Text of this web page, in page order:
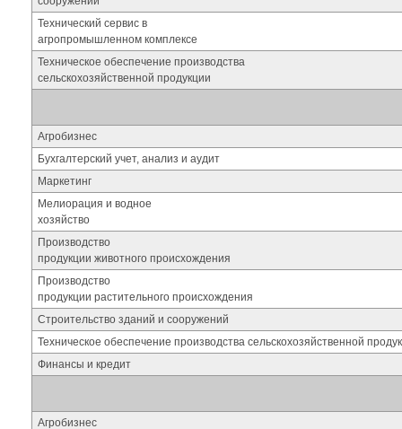
Технический сервис в
агропромышленном комплексе
Техническое обеспечение производства
сельскохозяйственной продукции
Агробизнес
Бухгалтерский учет, анализ и аудит
Маркетинг
Мелиорация и водное
хозяйство
Производство
продукции животного происхождения
Производство
продукции растительного происхождения
Строительство зданий и сооружений
Техническое обеспечение производства сельскохозяйственной
Финансы и кредит
Агробизнес